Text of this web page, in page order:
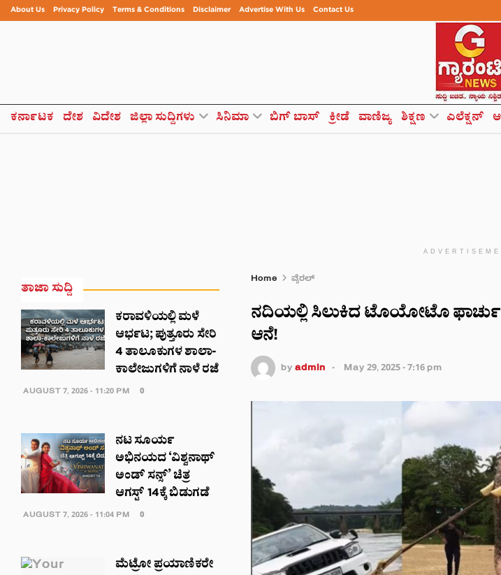
About Us Privacy Policy Terms & Conditions Disclaimer Advertise With Us Contact Us
ಕರ್ನಾಟಕ ದೇಶ ವಿದೇಶ ಜಿಲ್ಲಾ ಸುದ್ದಿಗಳು ಸಿನಿಮಾ ಬಿಗ್ ಬಾಸ್ ಕ್ರೀಡೆ ವಾಣಿಜ್ಯ ಶಿಕ್ಷಣ ಎಲೆಕ್ಷನ್
Home ವೈರಲ್
ನದಿಯಲ್ಲಿ ಸಿಲುಕಿದ ಟೊಯೋಟೊ
ಆನೆ!
by admin May 29, 2025 - 7:16 pm
ತಾಜಾ ಸುದ್ದಿ
ಕರಾವಳಿಯಲ್ಲಿ ಮಳೆ
ಆರ್ಭಟ; ಪುತ್ತೂರು ಸೇರಿ
4 ತಾಲೂಕುಗಳ ಶಾಲಾ-
ಕಾಲೇಜುಗಳಿಗೆ ನಾಳೆ ರಜೆ
AUGUST 7, 2026 - 11:20 PM 0
ನಟ ಸೂರ್ಯ
ಅಭಿನಯದ ‘ವಿಶ್ವನಾಥ್
ಅಂಡ್ ಸನ್ಸ್’ ಚಿತ್ರ
ಆಗಸ್ಟ್ 14ಕ್ಕೆ ಬಿಡುಗಡೆ
AUGUST 7, 2026 - 11:04 PM 0
ಮೆಟ್ರೋ ಪ್ರಯಾಣಿಕರೇ